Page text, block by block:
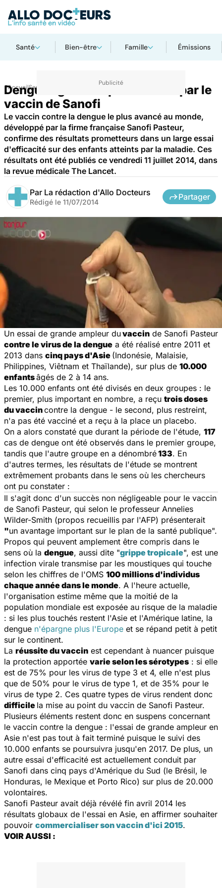
Santé Bien-être Famille Émissions
AccueilSanté
Dengue : grand espoir suscité par le
vaccin de Sanofi
Le vaccin contre la dengue le plus avancé au monde,
développé par la firme française Sanofi Pasteur,
confirme des résultats prometteurs dans un large essai
d'efficacité sur des enfants atteints par la maladie. Ces
résultats ont été publiés ce vendredi 11 juillet 2014, dans
la revue médicale The Lancet.
Par La rédaction d'Allo Docteurs
Rédigé le 11/07/2014
Partager
Un essai de grande ampleur duvaccin de Sanofi Pasteur
contre le virus de la dengue a été réalisé entre 2011 et
2013 dans cinq pays d'Asie (Indonésie, Malaisie,
Philippines, Viêtnam et Thaïlande), sur plus de 10.000
enfantsâgés de 2 à 14 ans.
Les 10.000 enfants ont été divisés en deux groupes : le
premier, plus important en nombre, a reçu trois doses
du vaccincontre la dengue - le second, plus restreint,
n'a pas été vacciné et a reçu à la place un placebo.
On a alors constaté que durant la période de l'étude, 117
cas de dengue ont été observés dans le premier groupe,
tandis que l'autre groupe en a dénombré133. En
d'autres termes, les résultats de l'étude se montrent
extrêmement probants dans le sens où les chercheurs
ont pu constater :
Il s'agit donc d'un succès non négligeable pour le vaccin
de Sanofi Pasteur, qui selon le professeur Annelies
Wilder-Smith (propos recueillis par l'AFP) présenterait
"un avantage important sur le plan de la santé publique".
Propos qui peuvent amplement être compris dans le
sens où la dengue, aussi dite "grippe tropicale", est une
infection virale transmise par les moustiques qui touche
selon les chiffres de l'OMS 100 millions d'individus
chaque année dans le monde. A l'heure actuelle,
l'organisation estime même que la moitié de la
population mondiale est exposée au risque de la maladie
: si les plus touchés restent l'Asie et l'Amérique latine, la
dengue n'épargne plus l'Europe et se répand petit à petit
sur le continent.
La réussite du vaccin est cependant à nuancer puisque
la protection apportée varie selon les sérotypes : si elle
est de 75% pour les virus de type 3 et 4, elle n'est plus
que de 50% pour le virus de type 1, et de 35% pour le
virus de type 2. Ces quatre types de virus rendent donc
difficile la mise au point du vaccin de Sanofi Pasteur.
Plusieurs éléments restent donc en suspens concernant
le vaccin contre la dengue : l'essai de grande ampleur en
Asie n'est pas tout à fait terminé puisque le suivi des
10.000 enfants se poursuivra jusqu'en 2017. De plus, un
autre essai d'efficacité est actuellement conduit par
Sanofi dans cinq pays d'Amérique du Sud (le Brésil, le
Honduras, le Mexique et Porto Rico) sur plus de 20.000
volontaires.
Sanofi Pasteur avait déjà révélé fin avril 2014 les
résultats globaux de l'essai en Asie, en affirmer souhaiter
pouvoir commercialiser son vaccin d'ici 2015.
VOIR AUSSI :